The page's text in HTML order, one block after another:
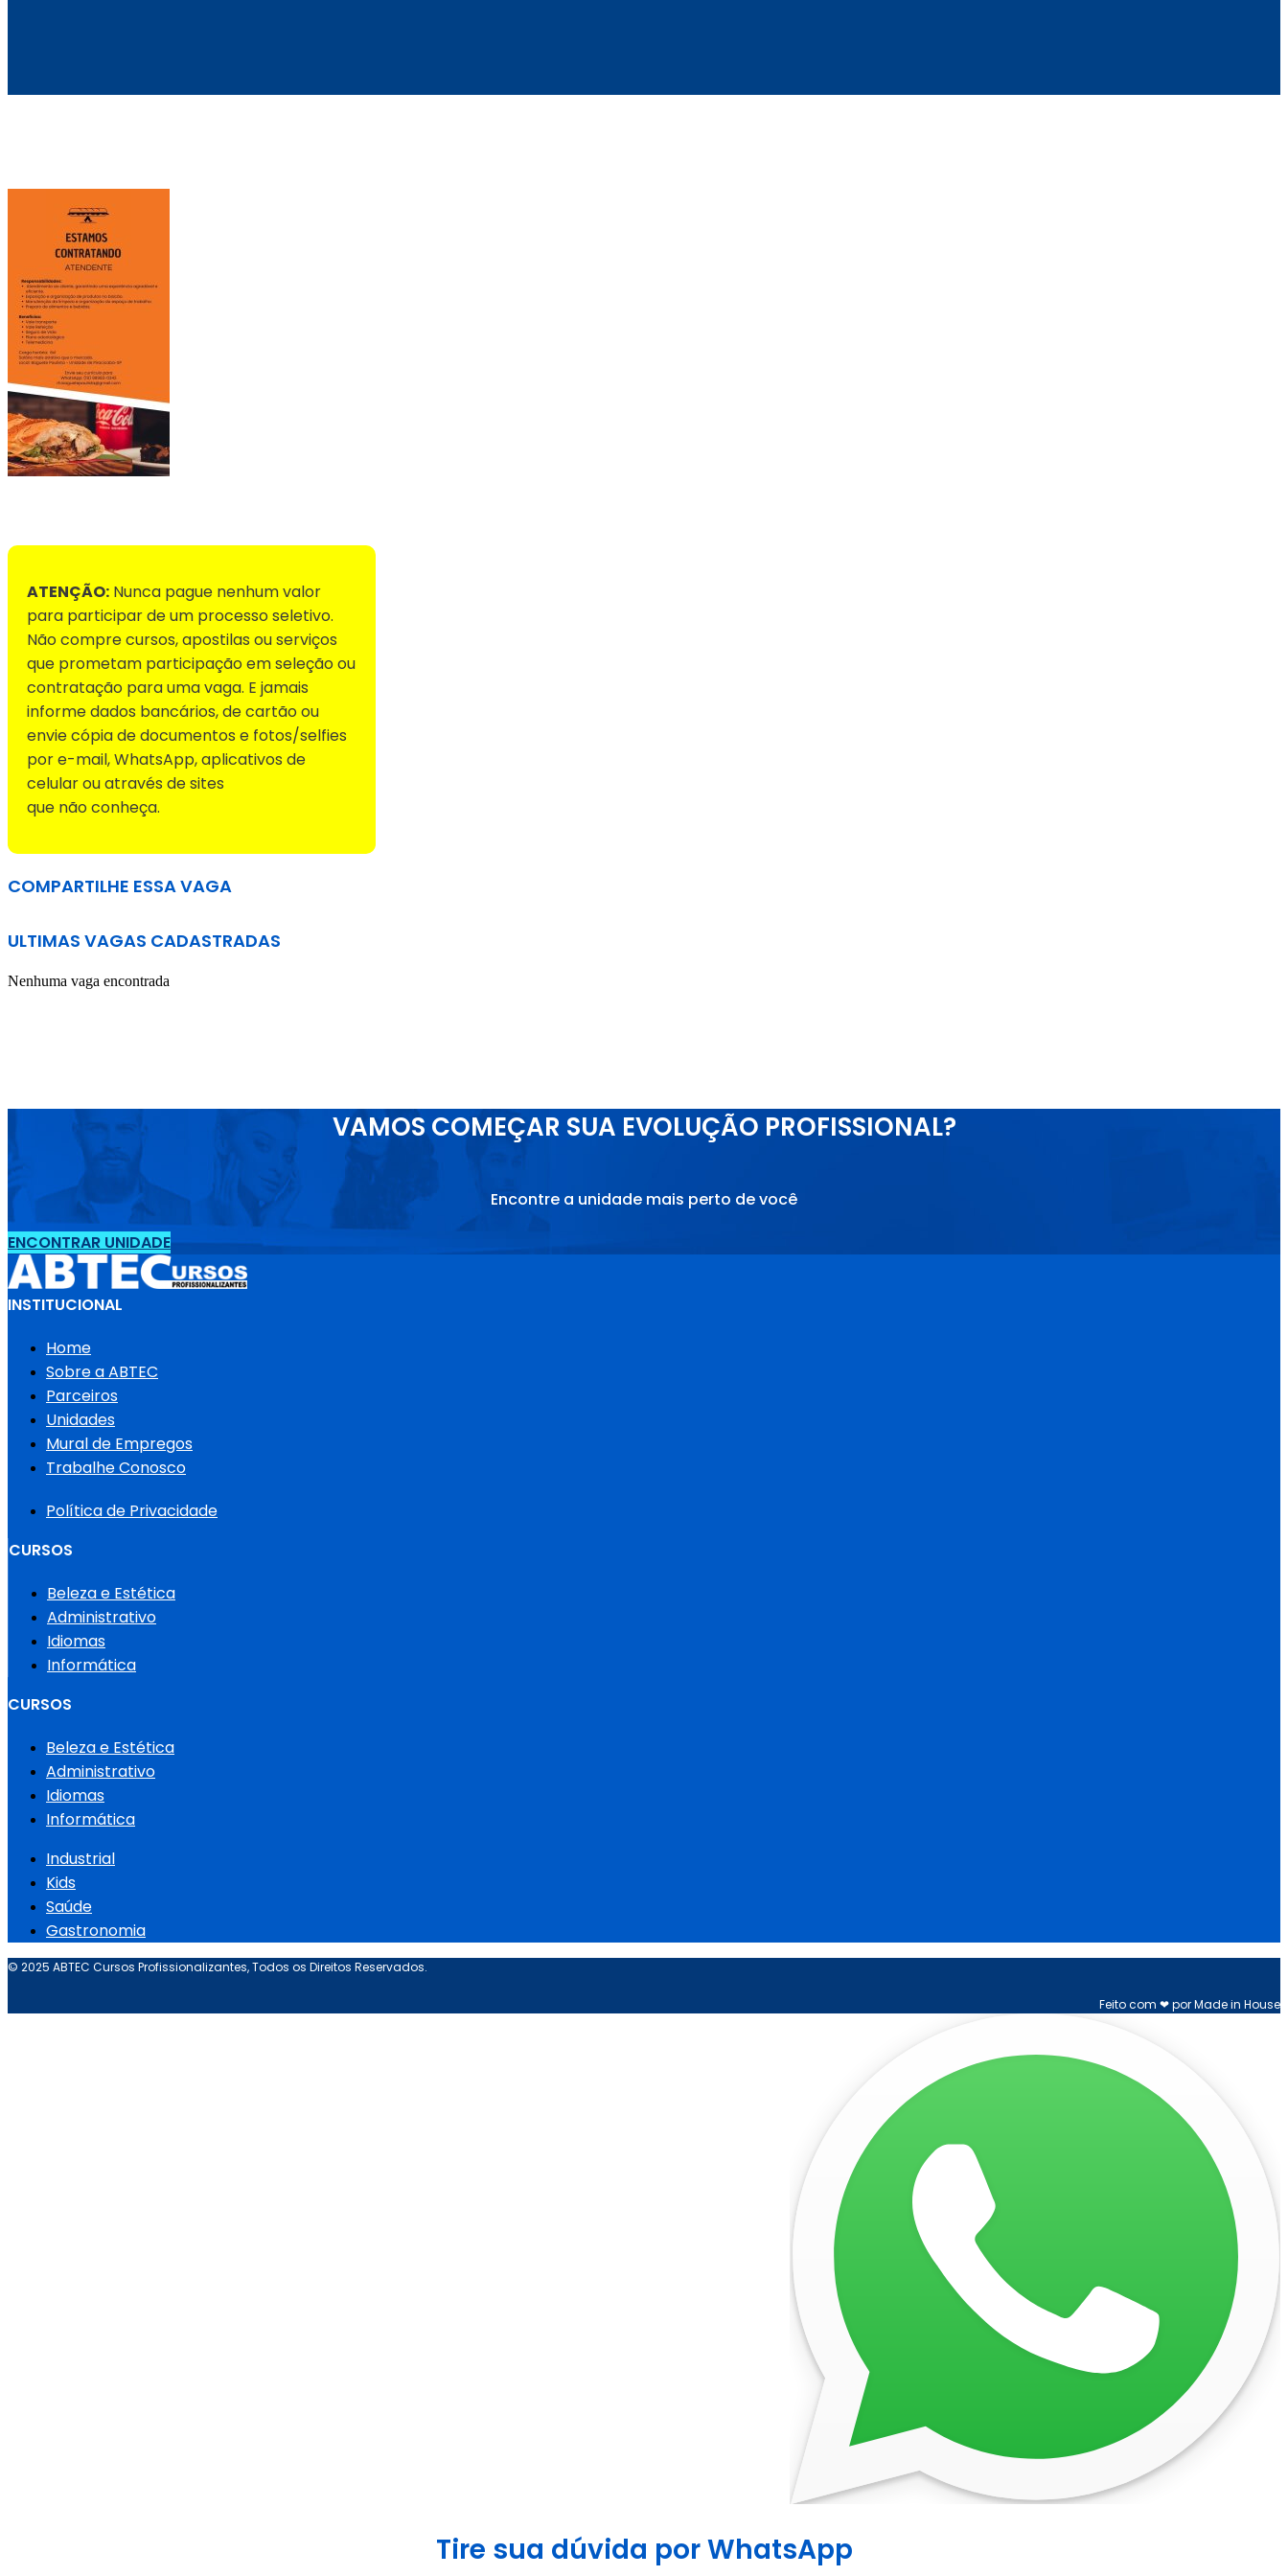
ATENÇÃO: Nunca pague nenhum valor
para participar de um processo seletivo.
Não compre cursos, apostilas ou serviços
que prometam participação em seleção ou
contratação para uma vaga. E jamais
informe dados bancários, de cartão ou
envie cópia de documentos e fotos/selfies
por e-mail, WhatsApp, aplicativos de
celular ou através de sites
que não conheça.
COMPARTILHE ESSA VAGA
ULTIMAS VAGAS CADASTRADAS
Nenhuma vaga encontrada
VAMOS COMEÇAR SUA EVOLUÇÃO PROFISSIONAL?
Encontre a unidade mais perto de você
ENCONTRAR UNIDADE
INSTITUCIONAL
Home
Sobre a ABTEC
Parceiros
Unidades
Mural de Empregos
Trabalhe Conosco
Política de Privacidade
CURSOS
Beleza e Estética
Administrativo
Idiomas
Informática
CURSOS
Beleza e Estética
Administrativo
Idiomas
Informática
Industrial
Kids
Saúde
Gastronomia
© 2025 ABTEC Cursos Profissionalizantes, Todos os Direitos Reservados.
Feito com ❤ por Made in House
Tire sua dúvida por WhatsApp